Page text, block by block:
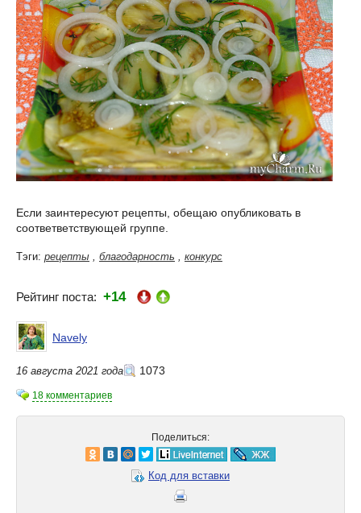
Если заинтересуют рецепты, обещаю опубликовать в
соответветствующей группе.
Тэги: рецепты благодарность конкурс
Рейтинг поста: +14
Navely
16 августа 2021 года 1073
18 комментариев
Поделиться:
Код для вставки